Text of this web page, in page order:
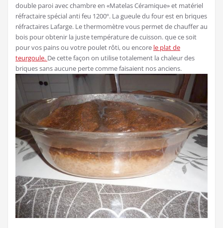
double paroi avec chambre en «Matelas Céramique» et matériel
réfractaire spécial anti feu 1200º. La gueule du four est en briques
réfractaires Lafarge. Le thermomètre vous permet de chauffer au
bois pour obtenir la juste température de cuisson. que ce soit
pour vos pains ou votre poulet rôti, ou encore le plat de
teurgoule. De cette façon on utilise totalement la chaleur des
briques sans aucune perte comme faisaient nos anciens.